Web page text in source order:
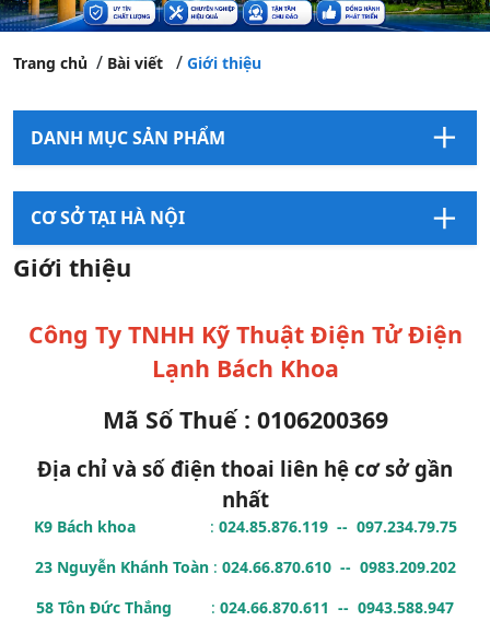
Trang chủ Bài viết Giới thiệu
DANH MỤC SẢN PHẨM
CƠ SỞ TẠI HÀ NỘI
Giới thiệu
Công Ty TNHH Kỹ Thuật Điện Tử Điện
Lạnh Bách Khoa
Mã Số Thuế : 0106200369
Địa chỉ và số điện thoai liên hệ cơ sở gần
nhất
K9 Bách khoa : 024.85.876.119 -- 097.234.79.75
23 Nguyễn Khánh Toàn: 024.66.870.610 -- 0983.209.202
58 Tôn Đức Thắng
: 024.66.870.611 -- 0943.588.947